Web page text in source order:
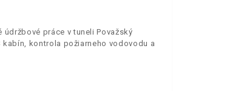
práce v tuneli Považský
kabín, kontrola požiarneho vodovodu a